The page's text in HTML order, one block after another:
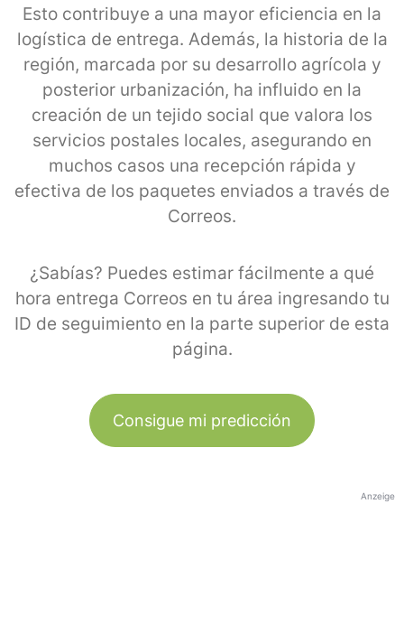
Esto contribuye a una mayor eficiencia en la
logística de entrega. Además, la historia de la
región, marcada por su desarrollo agrícola y
posterior urbanización, ha influido en la
creación de un tejido social que valora los
servicios postales locales, asegurando en
muchos casos una recepción rápida y
efectiva de los paquetes enviados a través de
Correos.
¿Sabías? Puedes estimar fácilmente a qué
hora entrega Correos en tu área ingresando tu
ID de seguimiento en la parte superior de esta
página.
Consigue mi predicción
Anzeige